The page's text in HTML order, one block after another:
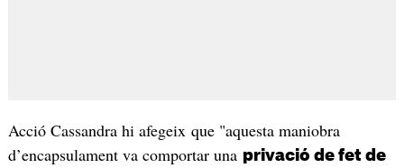
Acció Cassandra hi afegeix que "aquesta maniobra
d’encapsulament va comportar una privació de fet de